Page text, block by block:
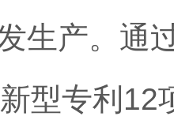
生产。通
型专利12